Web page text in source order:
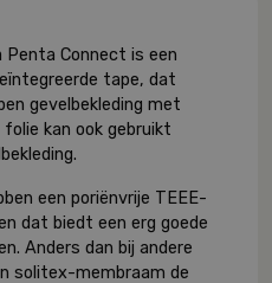
Penta Connect is een
tape, dat
gevelbekleding met
kan ook gebruikt
een poriënvrije TEEE-
dat biedt een erg goede
Anders dan bij andere
solitex-membraam de